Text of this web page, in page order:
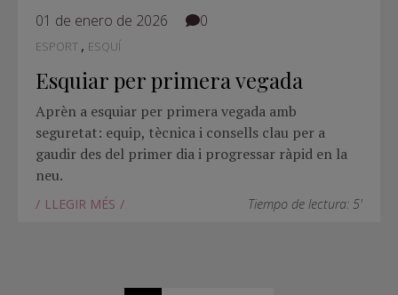
01 de enero de 2026 0
ESPORT , ESQUÍ
Esquiar per primera vegada
Aprèn a esquiar per primera vegada amb
seguretat: equip, tècnica i consells clau per a
gaudir des del primer dia i progressar ràpid en la
neu.
LLEGIR MÉS Tiempo de lectura: 5'